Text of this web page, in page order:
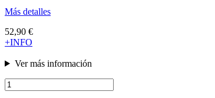
Más detalles
52,90 €
+INFO
Ver más información